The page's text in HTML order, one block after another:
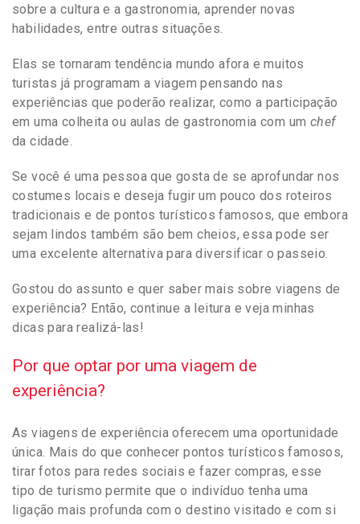
sobre a cultura e a gastronomia, aprender novas
habilidades, entre outras situações.
Elas se tornaram tendência mundo afora e muitos
turistas já programam a viagem pensando nas
experiências que poderão realizar, como a participação
em uma colheita ou aulas de gastronomia com um chef
da cidade.
Se você é uma pessoa que gosta de se aprofundar nos
costumes locais e deseja fugir um pouco dos roteiros
tradicionais e de pontos turísticos famosos, que embora
sejam lindos também são bem cheios, essa pode ser
uma excelente alternativa para diversificar o passeio.
Gostou do assunto e quer saber mais sobre viagens de
experiência? Então, continue a leitura e veja minhas
dicas para realizá-las!
Por que optar por uma viagem de
experiência?
As viagens de experiência oferecem uma oportunidade
única. Mais do que conhecer pontos turísticos famosos,
tirar fotos para redes sociais e fazer compras, esse
tipo de turismo permite que o indivíduo tenha uma
ligação mais profunda com o destino visitado e com si